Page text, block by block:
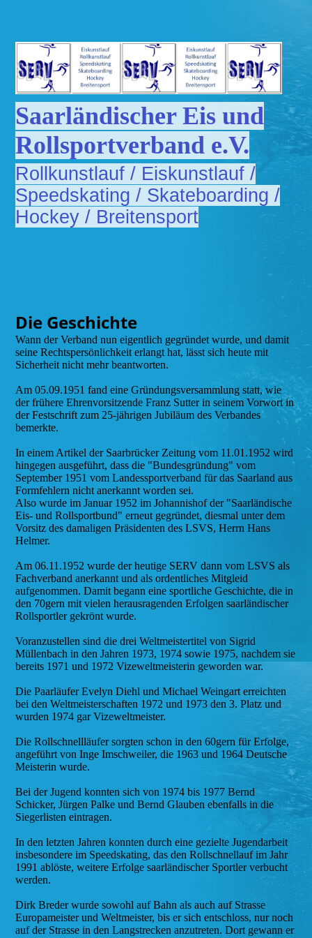
Saarländischer Eis und
Rollsportverband e.V.
Rollkunstlauf / Eiskunstlauf /
Speedskating / Skateboarding /
Hockey / Breitensport
Die Geschichte
Wann der Verband nun eigentlich gegründet wurde, und damit
seine Rechtspersönlichkeit erlangt hat, lässt sich heute mit
Sicherheit nicht mehr beantworten.
Am 05.09.1951 fand eine Gründungsversammlung statt, wie
der frühere Ehrenvorsitzende Franz Sutter in seinem Vorwort in
der Festschrift zum 25-jährigen Jubiläum des Verbandes
bemerkte.
In einem Artikel der Saarbrücker Zeitung vom 11.01.1952 wird
hingegen ausgeführt, dass die "Bundesgründung" vom
September 1951 vom Landessportverband für das Saarland aus
Formfehlern nicht anerkannt worden sei.
Also wurde im Januar 1952 im Johannishof der "Saarländische
Eis- und Rollsportbund" erneut gegründet, diesmal unter dem
Vorsitz des damaligen Präsidenten des LSVS, Herrn Hans
Helmer.
Am 06.11.1952 wurde der heutige SERV dann vom LSVS als
Fachverband anerkannt und als ordentliches Mitgleid
aufgenommen. Damit begann eine sportliche Geschichte, die in
den 70gern mit vielen herausragenden Erfolgen saarländischer
Rollsportler gekrönt wurde.
Voranzustellen sind die drei Weltmeistertitel von Sigrid
Müllenbach in den Jahren 1973, 1974 sowie 1975, nachdem sie
bereits 1971 und 1972 Vizeweltmeisterin geworden war.
Die Paarläufer Evelyn Diehl und Michael Weingart erreichten
bei den Weltmeisterschaften 1972 und 1973 den 3. Platz und
wurden 1974 gar Vizeweltmeister.
Die Rollschnellläufer sorgten schon in den 60gern für Erfolge,
angeführt von Inge Imschweiler, die 1963 und 1964 Deutsche
Meisterin wurde.
Bei der Jugend konnten sich von 1974 bis 1977 Bernd
Schicker, Jürgen Palke und Bernd Glauben ebenfalls in die
Siegerlisten eintragen.
In den letzten Jahren konnten durch eine gezielte Jugendarbeit
insbesondere im Speedskating, das den Rollschnellauf im Jahr
1991 ablöste, weitere Erfolge saarländischer Sportler verbucht
werden.
Dirk Breder wurde sowohl auf Bahn als auch auf Strasse
Europameister und Weltmeister, bis er sich entschloss, nur noch
auf der Strasse in den Langstrecken anzutreten. Dort gewann er